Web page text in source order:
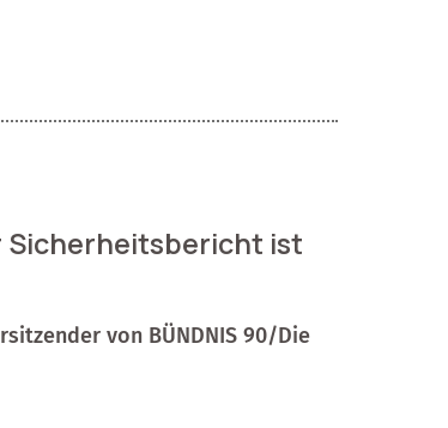
Sicherheitsbericht ist
von BÜNDNIS 90/Die